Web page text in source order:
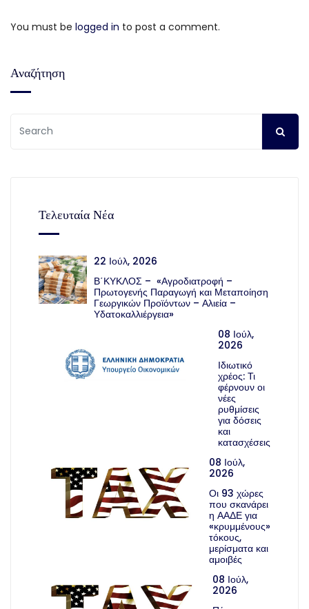
You must be logged in to post a comment.
Αναζήτηση
Τελευταία Νέα
22 Ιούλ, 2026
Β΄ΚΥΚΛΟΣ – «Αγροδιατροφή –
Πρωτογενής Παραγωγή και Μεταποίηση
Γεωργικών Προϊόντων – Αλιεία –
Υδατοκαλλιέργεια»
08 Ιούλ,
2026
Ιδιωτικό
χρέος: Τι
φέρνουν οι
νέες
ρυθμίσεις
για δόσεις
και
κατασχέσεις
08 Ιούλ,
2026
Οι 93 χώρες
που σκανάρει
η ΑΑΔΕ για
«κρυμμένους»
τόκους,
μερίσματα και
αμοιβές
08 Ιούλ,
2026